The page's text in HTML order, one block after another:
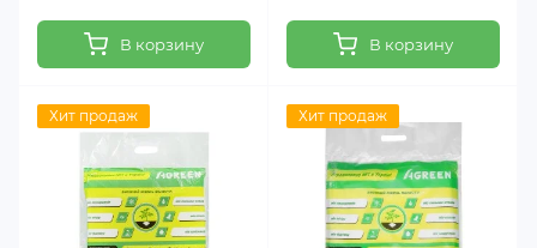
В корзину В корзину
Хит продаж Хит продаж